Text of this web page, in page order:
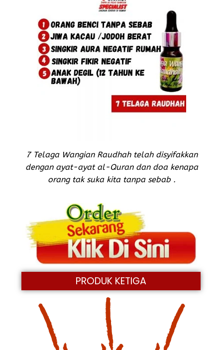
7 Telaga Wangian Raudhah telah disyifakkan
dengan ayat-ayat al-Quran dan doa kenapa
orang tak suka kita tanpa sebab .
PRODUK KETIGA